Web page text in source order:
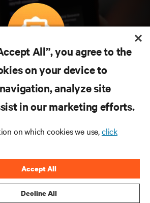
obter as últimas tendências em
tecnologia
regulares sobre os tópicos
da indústria, com discussões mais
especializadas sobre gestão
All”, you agree to the
on your device to
analyze site
in our marketing efforts.
on which cookies we use,click
Decline All
Accept All